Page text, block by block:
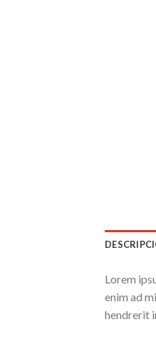
Lorem
enim ad
hendrerit